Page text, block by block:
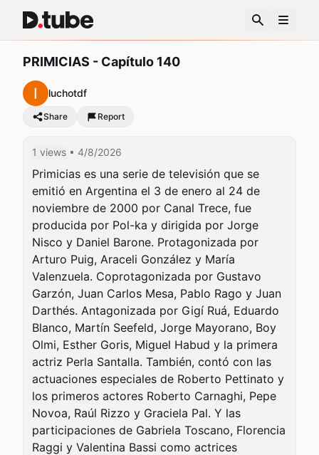
PRIMICIAS - Capítulo 140
luchotdf
Share Report
1 views • 4/8/2026
Primicias es una serie de televisión que se
emitió en Argentina el 3 de enero al 24 de
noviembre de 2000 por Canal Trece, fue
producida por Pol-ka y dirigida por Jorge
Nisco y Daniel Barone. Protagonizada por
Arturo Puig, Araceli González y María
Valenzuela. Coprotagonizada por Gustavo
Garzón, Juan Carlos Mesa, Pablo Rago y Juan
Darthés. Antagonizada por Gigí Ruá, Eduardo
Blanco, Martín Seefeld, Jorge Mayorano, Boy
Olmi, Esther Goris, Miguel Habud y la primera
actriz Perla Santalla. También, contó con las
actuaciones especiales de Roberto Pettinato y
los primeros actores Roberto Carnaghi, Pepe
Novoa, Raúl Rizzo y Graciela Pal. Y las
participaciones de Gabriela Toscano, Florencia
Raggi y Valentina Bassi como actrices